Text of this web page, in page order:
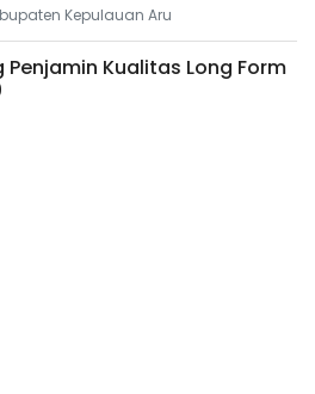
Kepulauan Aru
Penjamin Kualitas Long Form